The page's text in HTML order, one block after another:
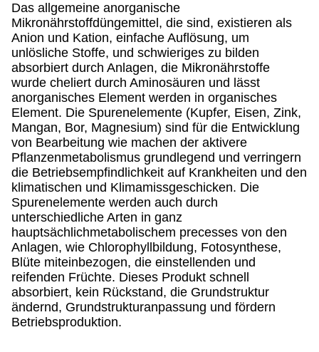
Das allgemeine anorganische
Mikronährstoffdüngemittel, die sind, existieren als
Anion und Kation, einfache Auflösung, um
unlösliche Stoffe, und schwieriges zu bilden
absorbiert durch Anlagen, die Mikronährstoffe
wurde cheliert durch Aminosäuren und lässt
anorganisches Element werden in organisches
Element. Die Spurenelemente (Kupfer, Eisen, Zink,
Mangan, Bor, Magnesium) sind für die Entwicklung
von Bearbeitung wie machen der aktivere
Pflanzenmetabolismus grundlegend und verringern
die Betriebsempfindlichkeit auf Krankheiten und den
klimatischen und Klimamissgeschicken. Die
Spurenelemente werden auch durch
unterschiedliche Arten in ganz
hauptsächlichmetabolischem precesses von den
Anlagen, wie Chlorophyllbildung, Fotosynthese,
Blüte miteinbezogen, die einstellenden und
reifenden Früchte. Dieses Produkt schnell
absorbiert, kein Rückstand, die Grundstruktur
ändernd, Grundstrukturanpassung und fördern
Betriebsproduktion.